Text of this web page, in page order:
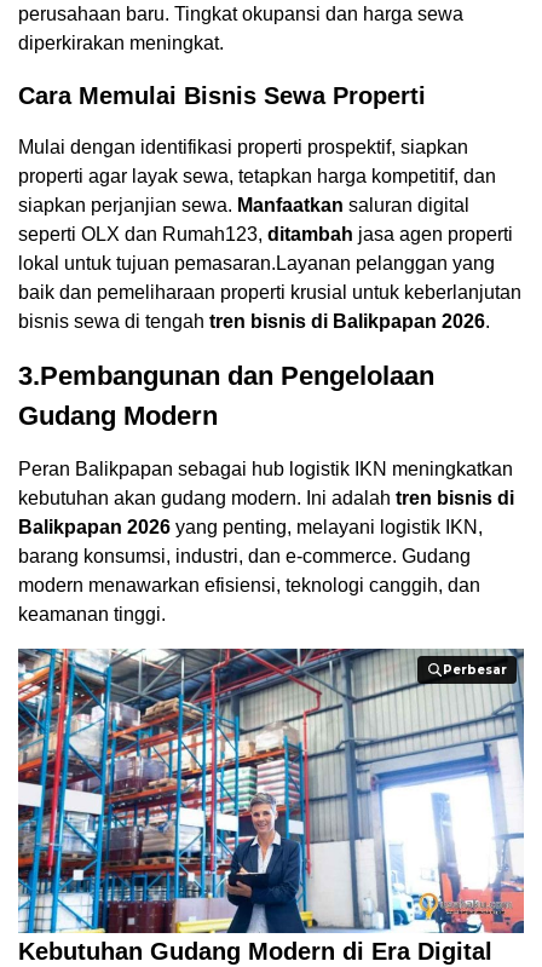
perusahaan baru. Tingkat okupansi dan harga sewa
diperkirakan meningkat.
Cara Memulai Bisnis Sewa Properti
Mulai dengan identifikasi properti prospektif, siapkan
properti agar layak sewa, tetapkan harga kompetitif, dan
siapkan perjanjian sewa. Manfaatkan saluran digital
seperti OLX dan Rumah123, ditambah jasa agen properti
lokal untuk tujuan pemasaran.Layanan pelanggan yang
baik dan pemeliharaan properti krusial untuk keberlanjutan
bisnis sewa di tengah tren bisnis di Balikpapan 2026.
3.Pembangunan dan Pengelolaan
Gudang Modern
Peran Balikpapan sebagai hub logistik IKN meningkatkan
kebutuhan akan gudang modern. Ini adalah tren bisnis di
Balikpapan 2026 yang penting, melayani logistik IKN,
barang konsumsi, industri, dan e-commerce. Gudang
modern menawarkan efisiensi, teknologi canggih, dan
keamanan tinggi.
Perbesar
Perbesar
Kebutuhan Gudang Modern di Era Digital